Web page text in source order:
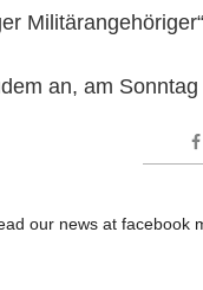
an, am
our news at facebook